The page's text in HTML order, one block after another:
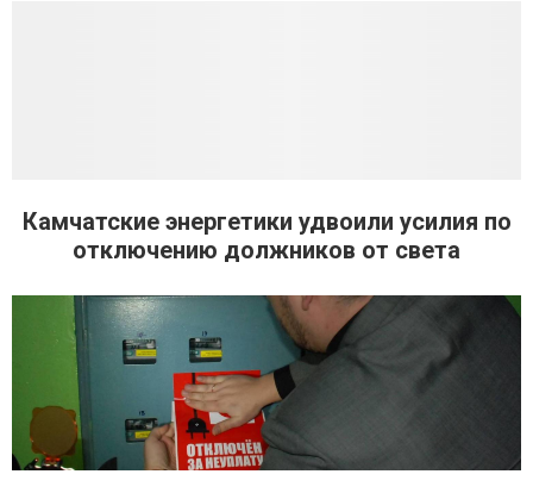
Камчатские энергетики удвоили усилия по
отключению должников от света